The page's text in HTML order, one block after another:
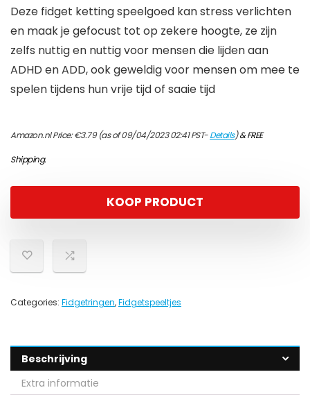
Deze fidget ketting speelgoed kan stress verlichten
en maak je gefocust tot op zekere hoogte, ze zijn
zelfs nuttig en nuttig voor mensen die lijden aan
ADHD en ADD, ook geweldig voor mensen om mee te
spelen tijdens hun vrije tijd of saaie tijd
Amazon.nl Price:€3.79(as of 09/04/2023 02:41 PST-Details)&FREE
Shipping.
KOOP PRODUCT
Categories: Fidgetringen,Fidgetspeeltjes
Beschrijving
Extra informatie